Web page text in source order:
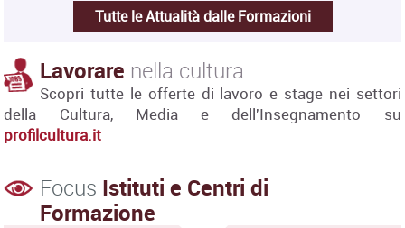
Tutte le Attualità dalle Formazioni
Lavorare nella cultura
Scopri tutte le offerte di lavoro e stage nei settori
della Cultura, Media e dell'Insegnamento su
profilcultura.it
Focus Istituti e Centri di
Formazione